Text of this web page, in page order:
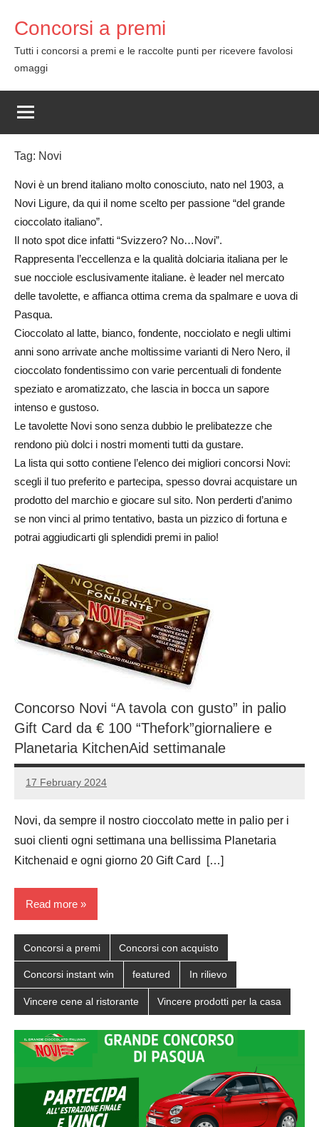
content
Concorsi a premi
Tutti i concorsi a premi e le raccolte punti per ricevere favolosi
omaggi
Tag: Novi
Novi è un brend italiano molto conosciuto, nato nel 1903, a
Novi Ligure, da qui il nome scelto per passione “del grande
cioccolato italiano”.
Il noto spot dice infatti “Svizzero? No…Novi”.
Rappresenta l’eccellenza e la qualità dolciaria italiana per le
sue nocciole esclusivamente italiane. è leader nel mercato
delle tavolette, e affianca ottima crema da spalmare e uova di
Pasqua.
Cioccolato al latte, bianco, fondente, nocciolato e negli ultimi
anni sono arrivate anche moltissime varianti di Nero Nero, il
cioccolato fondentissimo con varie percentuali di fondente
speziato e aromatizzato, che lascia in bocca un sapore
intenso e gustoso.
Le tavolette Novi sono senza dubbio le prelibatezze che
rendono più dolci i nostri momenti tutti da gustare.
La lista qui sotto contiene l’elenco dei migliori concorsi Novi:
scegli il tuo preferito e partecipa, spesso dovrai acquistare un
prodotto del marchio e giocare sul sito. Non perderti d’animo
se non vinci al primo tentativo, basta un pizzico di fortuna e
potrai aggiudicarti gli splendidi premi in palio!
Concorso Novi “A tavola con gusto” in palio
Gift Card da € 100 “Thefork”giornaliere e
Planetaria KitchenAid settimanale
17 February 2024
Luca
No
Novi, da sempre il nostro cioccolato mette in palio per i
suoi clienti ogni settimana una bellissima Planetaria
Kitchenaid e ogni giorno 20 Gift Card […]
Read more
Concorsi a premi Concorsi con acquisto
Concorsi instant win featured In rilievo
Vincere cene al ristorante Vincere prodotti per la casa